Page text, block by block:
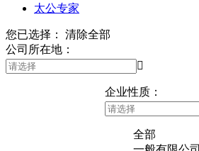
太公专家
您已选择：
清除全部
公司所在地：

企业性质：
全部